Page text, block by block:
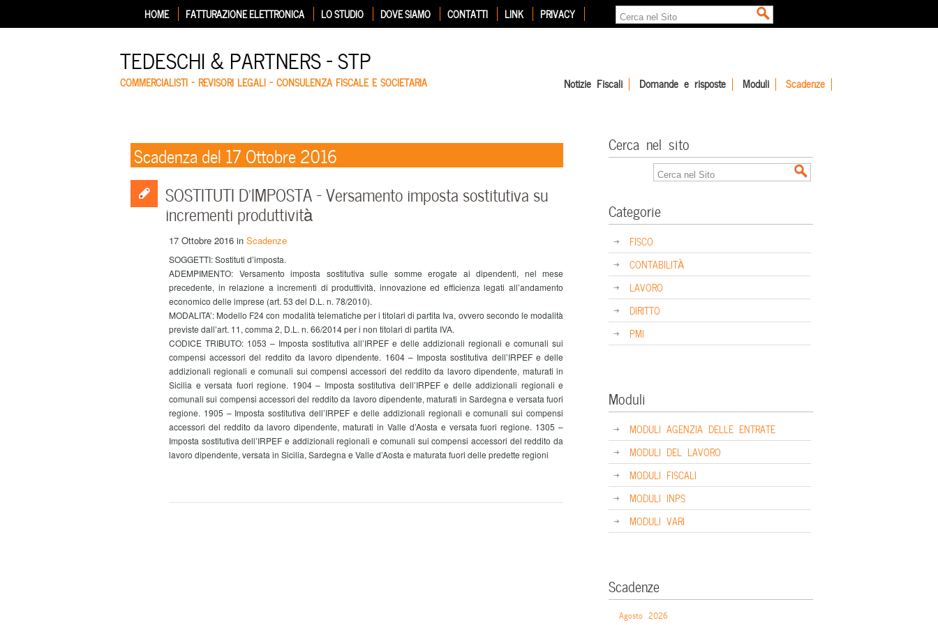
HOME FATTURAZIONE ELETTRONICA LO STUDIO DOVE SIAMO CONTATTI LINK PRIVACY
TEDESCHI & PARTNERS – STP
COMMERCIALISTI – REVISORI LEGALI – CONSULENZA FISCALE E SOCIETARIA Notizie Fiscali Domande e risposte Moduli Scadenze
Scadenza del 17 Ottobre 2016
SOSTITUTI D’IMPOSTA – Versamento imposta sostitutiva su
incrementi produttività
17 Ottobre 2016 in Scadenze
SOGGETTI: Sostituti d’imposta.
ADEMPIMENTO: Versamento imposta sostitutiva sulle somme erogate ai dipendenti, nel mese
precedente, in relazione a incrementi di produttività, innovazione ed efficienza legati all’andamento
economico delle imprese (art. 53 del D.L. n. 78/2010).
MODALITA’: Modello F24 con modalità telematiche per i titolari di partita Iva, ovvero secondo le modalità
previste dall’art. 11, comma 2, D.L. n. 66/2014 per i non titolari di partita IVA.
CODICE TRIBUTO: 1053 – Imposta sostitutiva all’IRPEF e delle addizionali regionali e comunali sui
compensi accessori del reddito da lavoro dipendente. 1604 – Imposta sostitutiva dell’IRPEF e delle
addizionali regionali e comunali sui compensi accessori del reddito da lavoro dipendente, maturati in
Sicilia e versata fuori regione. 1904 – Imposta sostitutiva dell’IRPEF e delle addizionali regionali e
comunali sui compensi accessori del reddito da lavoro dipendente, maturati in Sardegna e versata fuori
regione. 1905 – Imposta sostitutiva dell’IRPEF e delle addizionali regionali e comunali sui compensi
accessori del reddito da lavoro dipendente, maturati in Valle d’Aosta e versata fuori regione. 1305 –
Imposta sostitutiva dell’IRPEF e addizionali regionali e comunali sui compensi accessori del reddito da
lavoro dipendente, versata in Sicilia, Sardegna e Valle d’Aosta e maturata fuori delle predette regioni
Cerca nel sito
Categorie
FISCO
CONTABILITÀ
LAVORO
DIRITTO
PMI
Moduli
MODULI AGENZIA DELLE ENTRATE
MODULI DEL LAVORO
MODULI FISCALI
MODULI INPS
MODULI VARI
Scadenze
Agosto 2026